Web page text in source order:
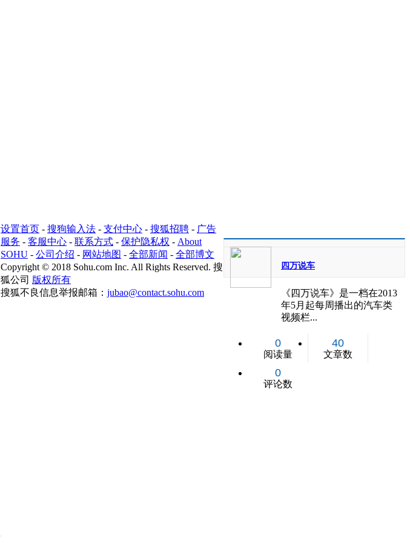
四万说车
《四万说车》是一档在2013
年5月起每周播出的汽车类
视频栏...
0
阅读量
40
文章数
0
评论数
设置首页 - 搜狗输入法 - 支付中心 - 搜狐招聘 - 广告
服务 - 客服中心 - 联系方式 - 保护隐私权 - About
SOHU - 公司介绍 - 网站地图 - 全部新闻 - 全部博文
Copyright © 2018 Sohu.com Inc. All Rights Reserved. 搜
狐公司 版权所有
搜狐不良信息举报邮箱： jubao@contact.sohu.com